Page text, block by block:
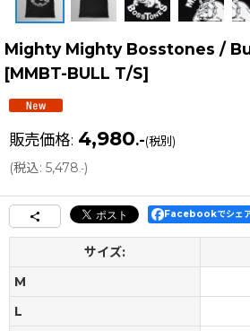
Mighty Mighty Bosstones /
[MMBT-BULL T/S]
販売価格: 4,980.-(税別)
(税込: 5,478.-)
Facebookでシェ
サイズ:
M
L